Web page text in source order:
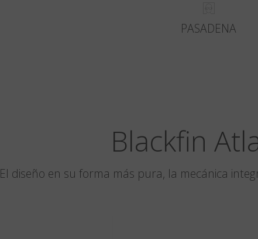
PASADENA
Blackfin
El diseño en su forma más pura, la mecánica